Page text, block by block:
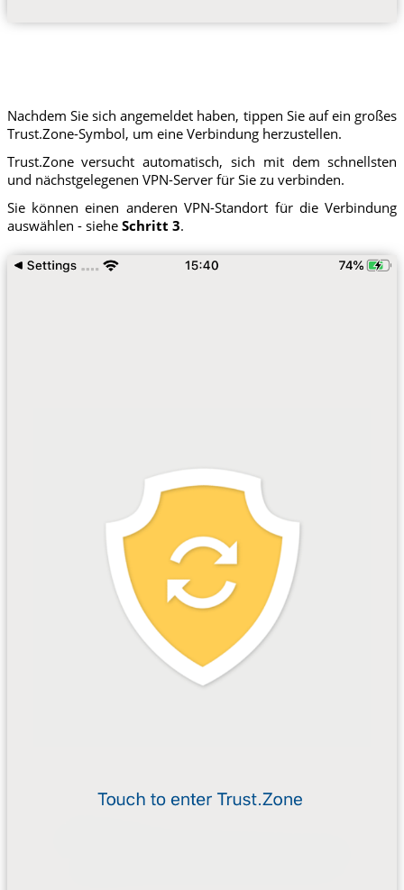
Nachdem Sie sich angemeldet haben, tippen Sie auf ein großes
Trust.Zone-Symbol, um eine Verbindung herzustellen.
Trust.Zone versucht automatisch, sich mit dem schnellsten
und nächstgelegenen VPN-Server für Sie zu verbinden.
Sie können einen anderen VPN-Standort für die Verbindung
auswählen - siehe Schritt 3.